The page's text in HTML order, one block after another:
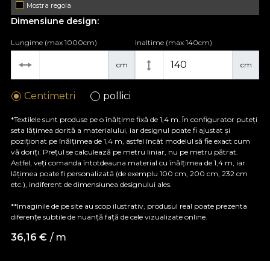
Mostra regola
Dimensiune design:
cm
Lungime (max 1000cm)
cm
Inaltime (max 140cm)
Centimetri pollici
*Textilele sunt produse pe o înălțime fixă de 1,4 m. În configurator puteți
seta lățimea dorită a materialului, iar designul poate fi ajustat și
poziționat pe înălțimea de 1,4 m, astfel încât modelul să fie exact cum
vă doriți. Prețul se calculează pe metru liniar, nu pe metru pătrat.
Astfel, veți comanda întotdeauna material cu înălțimea de 1,4 m, iar
lățimea poate fi personalizată (de exemplu 100 cm, 200 cm, 232 cm
etc.), indiferent de dimensiunea designului ales.
**Imaginile de pe site au scop ilustrativ, produsul real poate prezenta
diferențe subtile de nuanță față de cele vizualizate online.
36,16 € / m